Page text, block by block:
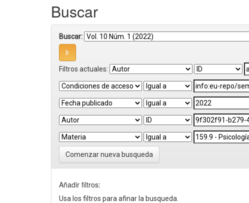
Buscar
Buscar:
Filtros actuales:
Comenzar nueva busqueda
Añadir filtros:
Usa los filtros para afinar la busqueda.